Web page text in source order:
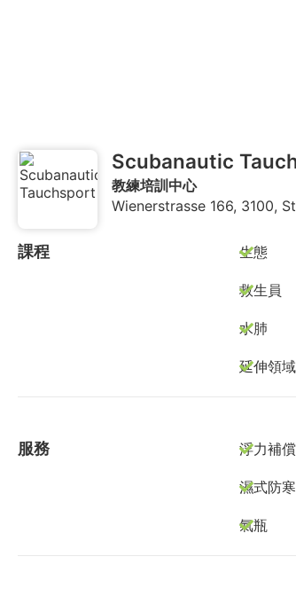
Scubanautic
教練培訓中心
Wienerstrasse 166, 3100,
課程 生態
救生員
水肺
延伸領
服務 浮力補
濕式防
氣瓶